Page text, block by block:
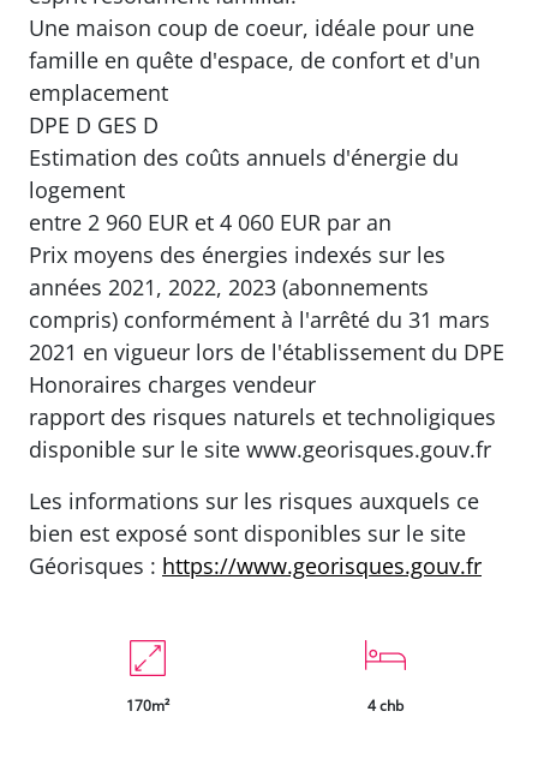
aménagé en chambre supplémentaire
Côté stationnement, le garage est complété
par deux places supplémentaires en face,
offrant un confort rare en centre-ville.
Proche des commerces, écoles et transports,
cette maison séduit par sa qualité de
rénovation, ses volumes généreux et son
esprit résolument familial.
Une maison coup de coeur, idéale pour une
famille en quête d'espace, de confort et d'un
emplacement
DPE D GES D
Estimation des coûts annuels d'énergie du
logement
entre 2 960 EUR et 4 060 EUR par an
Prix moyens des énergies indexés sur les
années 2021, 2022, 2023 (abonnements
compris) conformément à l'arrêté du 31 mars
rapport des risques naturels et technoligiques
disponible sur le site www.georisques.gouv.fr